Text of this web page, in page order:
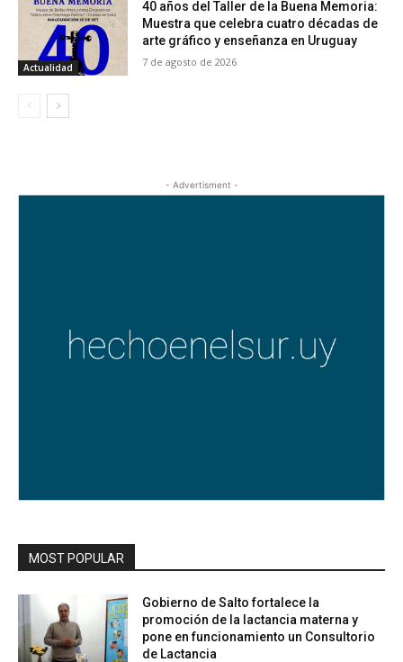
Actualidad
40 años del Taller de la Buena Memoria:
Muestra que celebra cuatro décadas de
arte gráfico y enseñanza en Uruguay
7 de agosto de 2026
- Advertisment -
MOST POPULAR
Gobierno de Salto fortalece la
promoción de la lactancia materna y
pone en funcionamiento un Consultorio
de Lactancia